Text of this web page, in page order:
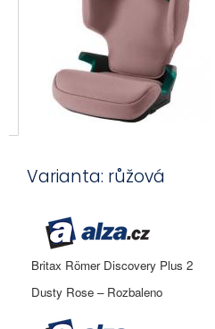
Varianta: růžová
Britax Römer Discovery Plus 2
Dusty Rose – Rozbaleno